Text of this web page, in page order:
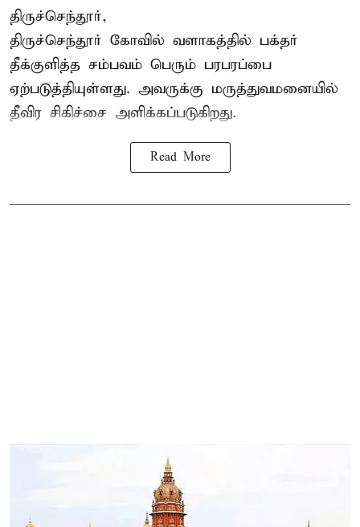
திருச்செந்தூர்,
திருச்செந்தூர் கோவில் வளாகத்தில் பக்தர்
தீக்குளித்த சம்பவம் பெரும் பரபரப்பை
ஏற்படுத்தியுள்ளது. அவருக்கு மருத்துவமனையில்
தீவிர சிகிச்சை அளிக்கப்படுகிறது.
Read More